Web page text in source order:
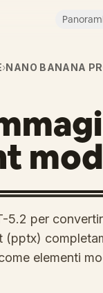
›NANO BANANA
5.2 per
(pptx)
elementi